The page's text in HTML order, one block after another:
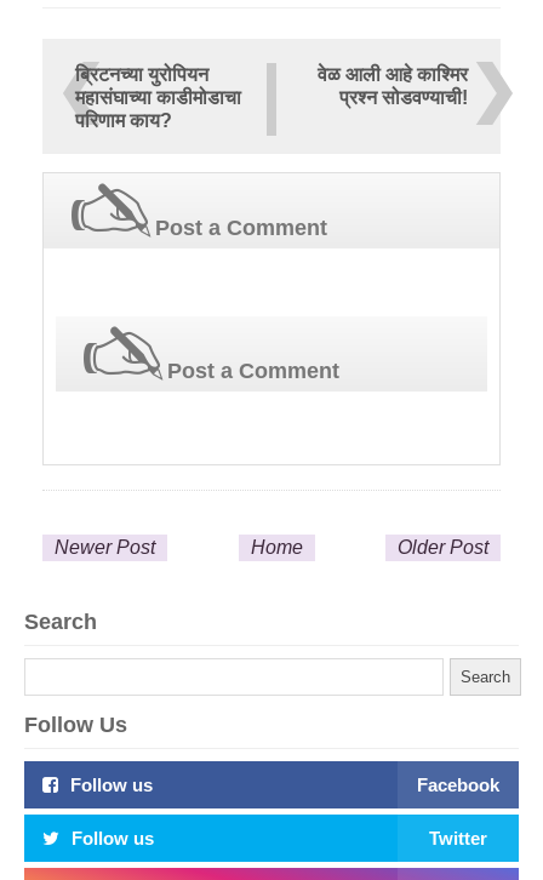
ब्रिटनच्या युरोपियन
महासंघाच्या काडीमोडाचा
परिणाम काय?
वेळ आली आहे काश्मिर
प्रश्‍न सोडवण्याची!
Post a Comment
Post a Comment
Newer Post Older Post
Home
Search
Follow Us
Follow us Facebook
Follow us Twitter